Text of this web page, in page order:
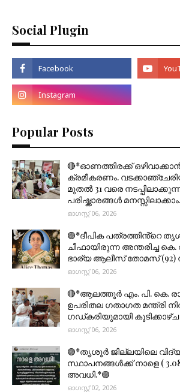
Social Plugin
Popular Posts
🔴*ഓണത്തിരക്ക്
ക്രമീകരണം.
മുതല്‍ 31 വരെ
പരിഷ്ക്കാരങ്ങൾ
ഓഗസ്റ്റ് 06, 2026
🟣*ദീപിക
ചീഫായിരുന്ന അന്തരിച്ച
ഭാര്യ ആലീസ് തോമസ് (92)
ഓഗസ്റ്റ് 06, 2026
🔴*ആലത്തൂർ എം. പി. കെ.
ഉപരിതല ഗതാഗത മന്ത്രി
ഗഡ്കരിയുമായി കൂടിക്കാഴ്ച
ഓഗസ്റ്റ് 06, 2026
🟣*തൃശൂര്‍ ജില്ലയിലെ
സ്ഥാപനങ്ങൾക്ക് നാളെ (
അവധി.*🟣
ഓഗസ്റ്റ് 02, 2026